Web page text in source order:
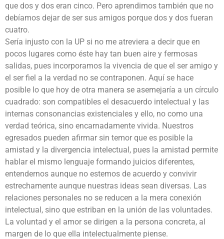
que dos y dos eran cinco. Pero aprendimos también que no
debíamos dejar de ser sus amigos porque dos y dos fueran
cuatro.
Sería injusto con la UP si no me atreviera a decir que en
pocos lugares como éste hay tan buen aire y fermosas
salidas, pues incorporamos la vivencia de que el ser amigo y
el ser fiel a la verdad no se contraponen. Aquí se hace
posible lo que hoy de otra manera se asemejaría a un círculo
cuadrado: son compatibles el desacuerdo intelectual y las
internas consonancias existenciales y ello, no como una
verdad teórica, sino encarnadamente vivida. Nuestros
egresados pueden afirmar sin temor que es posible la
amistad y la divergencia intelectual, pues la amistad permite
hablar el mismo lenguaje formando juicios diferentes,
entendernos aunque no estemos de acuerdo y convivir
estrechamente aunque nuestras ideas sean diversas. Las
relaciones personales no se reducen a la mera conexión
intelectual, sino que estriban en la unión de las voluntades.
La voluntad y el amor se dirigen a la persona concreta, al
margen de lo que ella intelectualmente piense.